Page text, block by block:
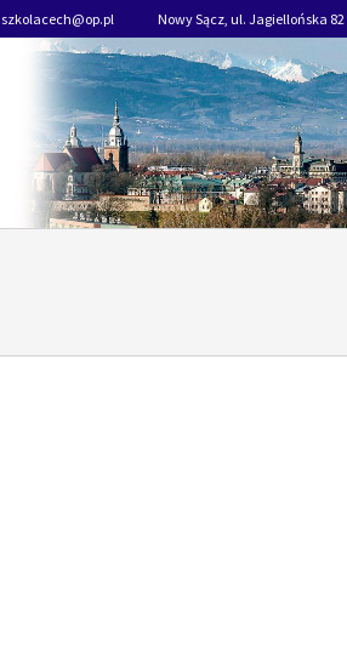
szkolacech@op.pl Nowy Sącz, ul. Jagiellońska 82